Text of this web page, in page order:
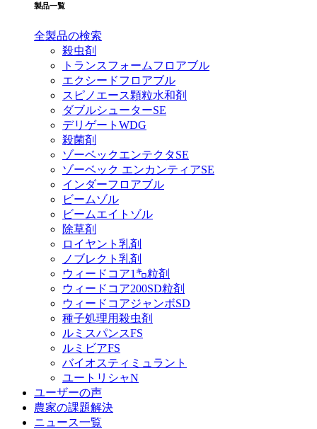
製品一覧
全製品の検索
殺虫剤
トランスフォームフロアブル
エクシードフロアブル
スピノエース顆粒水和剤
ダブルシューターSE
デリゲートWDG
殺菌剤
ゾーベックエンテクタSE
ゾーベック エンカンティアSE
インダーフロアブル
ビームゾル
ビームエイトゾル
除草剤
ロイヤント乳剤
ノブレクト乳剤
ウィードコア1㌔粒剤
ウィードコア200SD粒剤
ウィードコアジャンボSD
種子処理用殺虫剤
ルミスパンスFS
ルミビアFS
バイオスティミュラント
ユートリシャN
ユーザーの声
農家の課題解決
ニュース一覧